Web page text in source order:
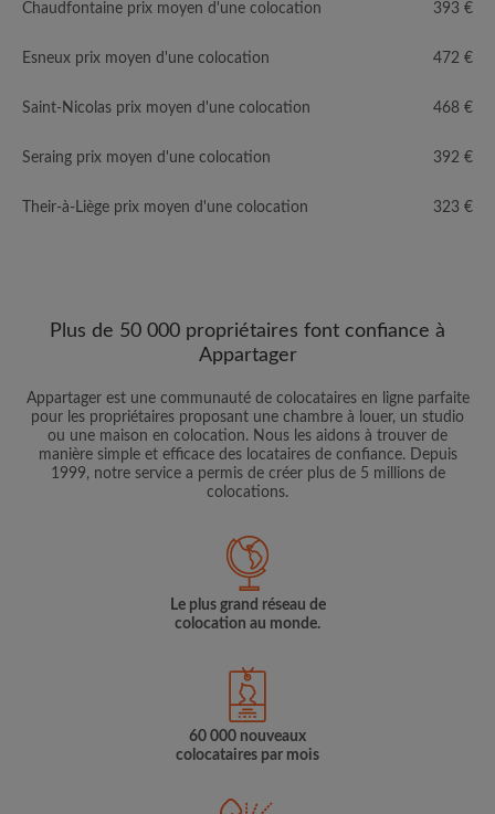
Chaudfontaine prix moyen d'une colocation 393 €
Esneux prix moyen d'une colocation 472 €
Saint-Nicolas prix moyen d'une colocation 468 €
Seraing prix moyen d'une colocation 392 €
Their-à-Liège prix moyen d'une colocation 323 €
Plus de 50 000 propriétaires font confiance à
Appartager
Appartager est une communauté de colocataires en ligne parfaite
pour les propriétaires proposant une chambre à louer, un studio
ou une maison en colocation. Nous les aidons à trouver de
manière simple et efficace des locataires de confiance. Depuis
1999, notre service a permis de créer plus de 5 millions de
colocations.
Le plus grand réseau de
colocation au monde.
60 000 nouveaux
colocataires par mois